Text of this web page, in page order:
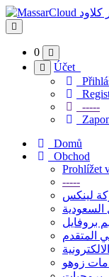
Přepnout
navigaci
0
Účet
-----
Domů
Obchod
Prohlížet
-----
لينكس
بروفايل